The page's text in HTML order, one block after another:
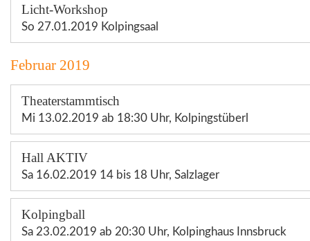
Licht-Workshop
So 27.01.2019 Kolpingsaal
Februar 2019
Theaterstammtisch
Mi 13.02.2019 ab 18:30 Uhr, Kolpingstüberl
Hall AKTIV
Sa 16.02.2019 14 bis 18 Uhr, Salzlager
Kolpingball
Sa 23.02.2019 ab 20:30 Uhr, Kolpinghaus Innsbruck